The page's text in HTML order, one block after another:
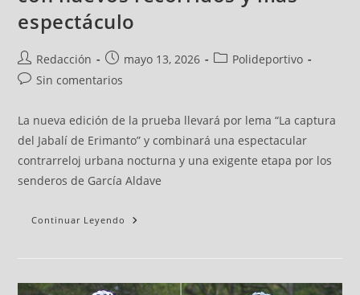
espectáculo
Redacción mayo 13, 2026
Polideportivo
Sin comentarios
La nueva edición de la prueba llevará por lema “La captura
del Jabalí de Erimanto” y combinará una espectacular
contrarreloj urbana nocturna y una exigente etapa por los
senderos de García Aldave
Continuar Leyendo